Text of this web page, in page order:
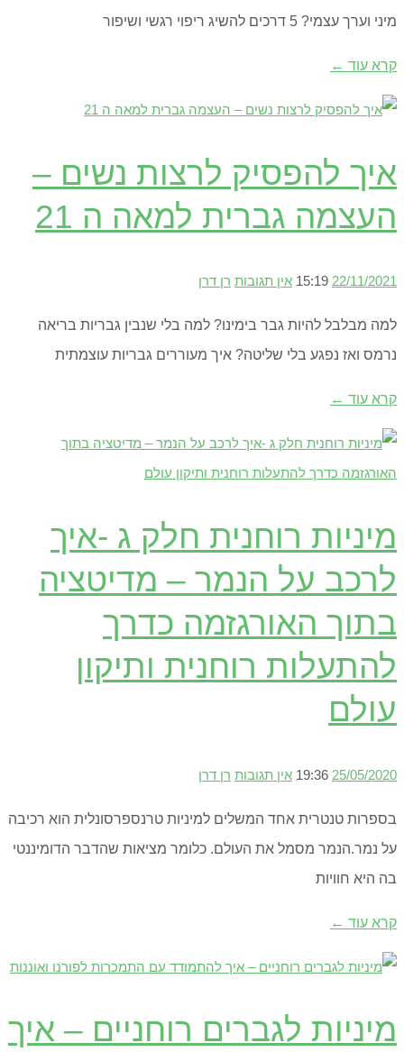
מיני וערך עצמי? 5 דרכים להשיג ריפוי רגשי ושיפור
קרא עוד ←
איך להפסיק לרצות נשים –
העצמה גברית למאה ה 21
22/11/2021
15:19 אין תגובות רן דרן
למה מבלבל להיות גבר בימינו? למה בלי שנבין גבריות בריאה
נרמס ואז נפגע בלי שליטה? איך מעוררים גבריות עוצמתית
קרא עוד ←
מיניות רוחנית חלק ג -איך
לרכב על הנמר – מדיטציה
בתוך האורגזמה כדרך
להתעלות רוחנית ותיקון
עולם
25/05/2020
19:36 אין תגובות רן דרן
בספרות טנטרית אחד המשלים למיניות טרנספרסונלית הוא רכיבה
על נמר.הנמר מסמל את העולם. כלומר מציאות שהדבר הדומיננטי
בה היא חוויות
קרא עוד ←
מיניות לגברים רוחניים – איך